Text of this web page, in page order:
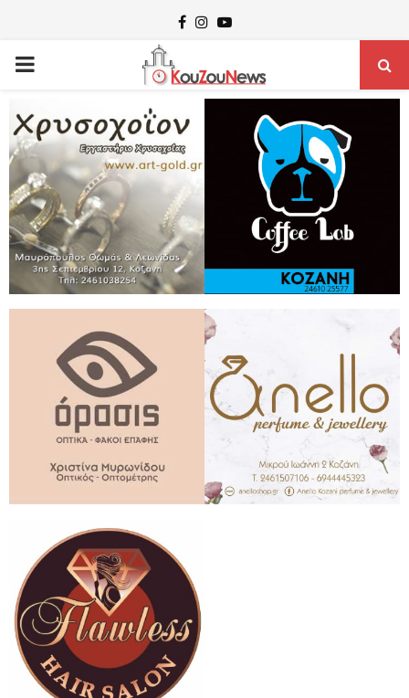
Facebook
Instagram
Youtube
PRIMARY
MENU